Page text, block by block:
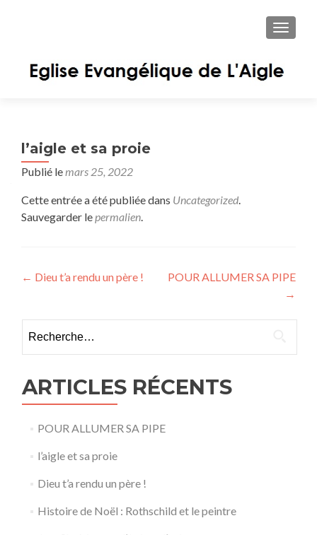
l’aigle et sa proie
Publié lemars 25, 2022
Cette entrée a été publiée dans Uncategorized.
Sauvegarder lepermalien.
Navigation des articles
← Dieu t’a rendu un père !
POUR ALLUMER SA PIPE
→
ARTICLES RÉCENTS
POUR ALLUMER SA PIPE
l’aigle et sa proie
Dieu t’a rendu un père !
Histoire de Noël : Rothschild et le peintre